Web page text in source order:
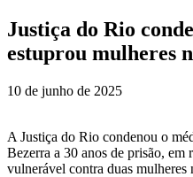
Justiça do Rio
estuprou mulheres
10 de junho de 2025
A Justiça do Rio condenou o
Bezerra a 30 anos de prisão, em
vulnerável contra duas